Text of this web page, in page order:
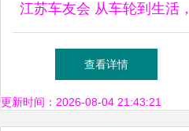
江苏车友会 从车轮到生活，
日用杂品的别样精彩
查看详情
更新时间：2026-08-04 21:43:21